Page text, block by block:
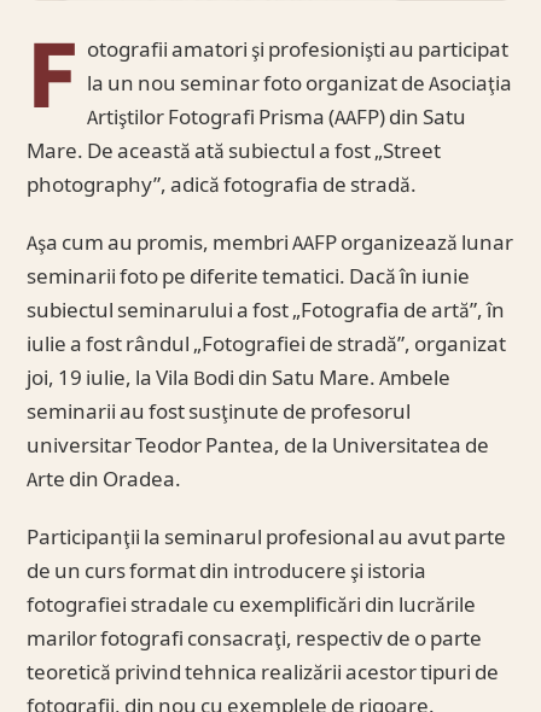
F otografii amatori şi profesionişti au participat
la un nou seminar foto organizat de Asociaţia
Artiştilor Fotografi Prisma (AAFP) din Satu
Mare. De această ată subiectul a fost „Street
photography”, adică fotografia de stradă.
Aşa cum au promis, membri AAFP organizează lunar
seminarii foto pe diferite tematici. Dacă în iunie
subiectul seminarului a fost „Fotografia de artă”, în
iulie a fost rândul „Fotografiei de stradă”, organizat
joi, 19 iulie, la Vila Bodi din Satu Mare. Ambele
seminarii au fost susţinute de profesorul
universitar Teodor Pantea, de la Universitatea de
Arte din Oradea.
Participanţii la seminarul profesional au avut parte
de un curs format din introducere şi istoria
fotografiei stradale cu exemplificări din lucrările
marilor fotografi consacraţi, respectiv de o parte
teoretică privind tehnica realizării acestor tipuri de